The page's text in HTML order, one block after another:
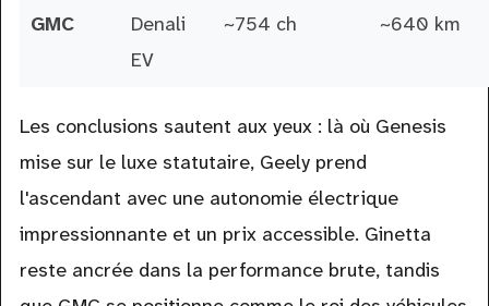
GMC
Denali
EV
~754 ch ~640 km
Les conclusions sautent aux yeux : là où Genesis
mise sur le luxe statutaire, Geely prend
l'ascendant avec une autonomie électrique
impressionnante et un prix accessible. Ginetta
reste ancrée dans la performance brute, tandis